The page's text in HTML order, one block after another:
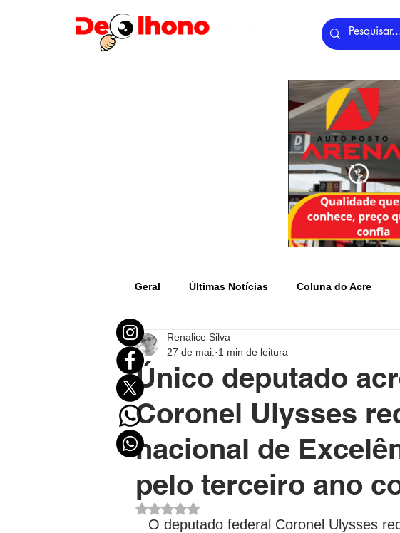
Geral Últimas Notícias Coluna do Acre
Mundo Eleições
Política no Acre Política Brasil e Mundo
Polícial
Único deputado
Coronel Ulysses
nacional de
pelo terceiro ano
Renalice Silva
27 de mai.
1 min de leitura
Avaliado com NaN de 5 estrelas.
O deputado federal Coronel Ulysses